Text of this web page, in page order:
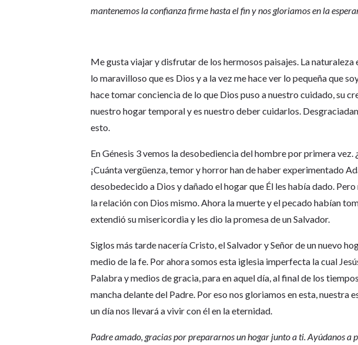
mantenemos la confianza firme hasta el fin y nos gloriamos en la
Me gusta viajar y disfrutar de los hermosos paisajes. La naturaleza
lo maravilloso que es Dios y a la vez me hace ver lo pequeña que
hace tomar conciencia de lo que Dios puso a nuestro cuidado, su
nuestro hogar temporal y es nuestro deber cuidarlos.
esto.
En Génesis 3 vemos la desobediencia del hombre por primera vez.
¡Cuánta vergüenza, temor y horror han de haber experimentado
desobedecido a Dios y dañado el hogar que Él les había dado.
la relación con Dios mismo. Ahora la muerte y el pecado habían
extendió su misericordia y les dio la promesa de un Salvador.
Siglos más tarde nacería Cristo, el Salvador y Señor de un nuevo
medio de la fe. Por ahora somos esta iglesia imperfecta la cual
Palabra y medios de gracia, para en aquel día, al final de los
mancha delante del Padre. Por eso nos gloriamos en esta, nuestra
un día nos llevará a vivir con él en la eternidad.
Padre amado, gracias por prepararnos un hogar junto a ti. Ayúdanos a